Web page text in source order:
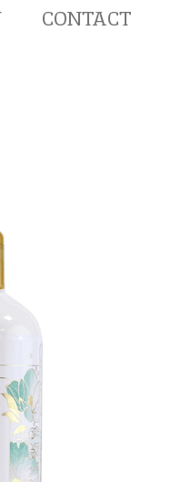
CONTACT